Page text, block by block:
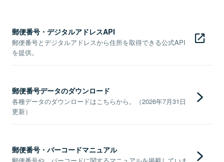
郵便番号・デジタルアドレスAPI
郵便番号とデジタルアドレスから住所を取得できる公式API
を提供。
郵便番号データのダウンロード
各種データのダウンロードはこちらから。（2026年7月31日
更新）
郵便番号・バーコードマニュアル